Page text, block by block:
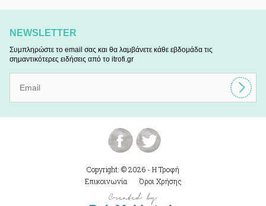
NEWSLETTER
Συμπληρώστε το email σας και θα λαμβάνετε κάθε εβδομάδα τις
σημαντικότερες ειδήσεις από το itrofi.gr
Copyright: © 2026 - Η Τροφή
Επικοινωνία
Όροι Χρήσης